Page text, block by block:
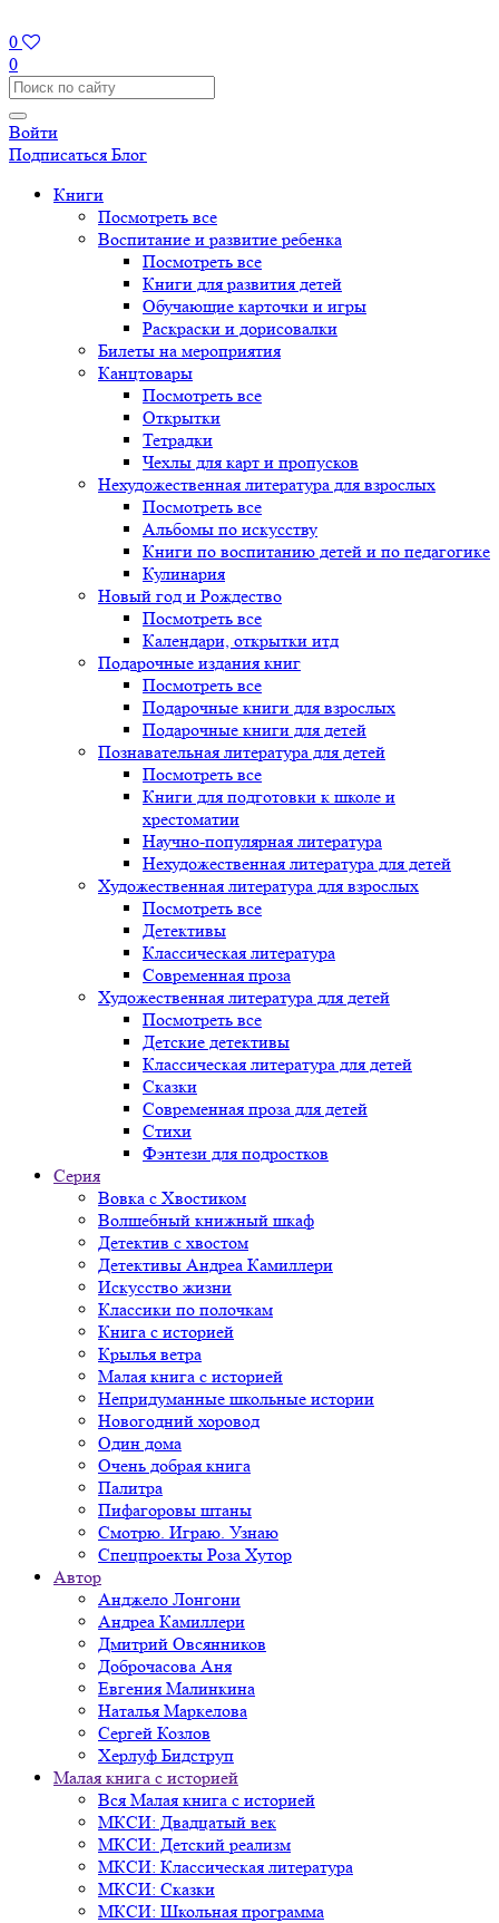
0
0
Войти
Подписаться Блог
Книги
Посмотреть все
Воспитание и развитие ребенка
Посмотреть все
Книги для развития детей
Обучающие карточки и игры
Раскраски и дорисовалки
Билеты на мероприятия
Канцтовары
Посмотреть все
Открытки
Тетрадки
Чехлы для карт и пропусков
Нехудожественная литература для взрослых
Посмотреть все
Альбомы по искусству
Книги по воспитанию детей и по педагогике
Кулинария
Новый год и Рождество
Посмотреть все
Календари, открытки итд
Подарочные издания книг
Посмотреть все
Подарочные книги для взрослых
Подарочные книги для детей
Познавательная литература для детей
Посмотреть все
Книги для подготовки к школе и
хрестоматии
Научно-популярная литература
Нехудожественная литература для детей
Художественная литература для взрослых
Посмотреть все
Детективы
Классическая литература
Современная проза
Художественная литература для детей
Посмотреть все
Детские детективы
Классическая литература для детей
Сказки
Современная проза для детей
Стихи
Фэнтези для подростков
Серия
Вовка с Хвостиком
Волшебный книжный шкаф
Детектив с хвостом
Детективы Андреа Камиллери
Искусство жизни
Классики по полочкам
Книга с историей
Крылья ветра
Малая книга с историей
Непридуманные школьные истории
Новогодний хоровод
Один дома
Очень добрая книга
Палитра
Пифагоровы штаны
Смотрю. Играю. Узнаю
Спецпроекты Роза Хутор
Автор
Анджело Лонгони
Андреа Камиллери
Дмитрий Овсянников
Доброчасова Аня
Евгения Малинкина
Наталья Маркелова
Сергей Козлов
Херлуф Бидструп
Малая книга с историей
Вся Малая книга с историей
МКСИ: Двадцатый век
МКСИ: Детский реализм
МКСИ: Классическая литература
МКСИ: Сказки
МКСИ: Школьная программа